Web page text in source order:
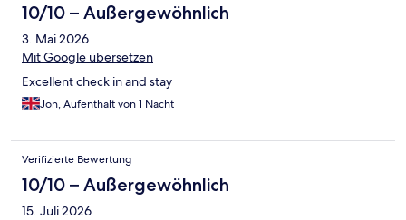
10/10 – Außergewöhnlich
3. Mai 2026
Mit Google übersetzen
Excellent check in and stay
Jon, Aufenthalt von 1 Nacht
Verifizierte Bewertung
10/10 – Außergewöhnlich
15. Juli 2026